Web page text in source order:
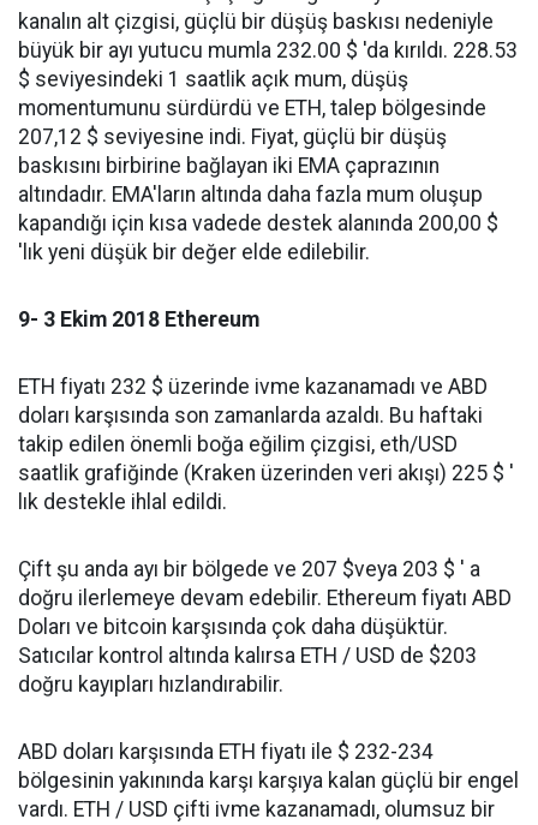
kanalın alt çizgisi, güçlü bir düşüş baskısı nedeniyle
büyük bir ayı yutucu mumla 232.00 $ 'da kırıldı. 228.53
$ seviyesindeki 1 saatlik açık mum, düşüş
momentumunu sürdürdü ve ETH, talep bölgesinde
207,12 $ seviyesine indi. Fiyat, güçlü bir düşüş
baskısını birbirine bağlayan iki EMA çaprazının
altındadır. EMA'ların altında daha fazla mum oluşup
kapandığı için kısa vadede destek alanında 200,00 $
'lık yeni düşük bir değer elde edilebilir.
9- 3 Ekim 2018 Ethereum
ETH fiyatı 232 $ üzerinde ivme kazanamadı ve ABD
doları karşısında son zamanlarda azaldı. Bu haftaki
takip edilen önemli boğa eğilim çizgisi, eth/USD
saatlik grafiğinde (Kraken üzerinden veri akışı) 225 $ '
lık destekle ihlal edildi.
Çift şu anda ayı bir bölgede ve 207 $veya 203 $ ' a
doğru ilerlemeye devam edebilir. Ethereum fiyatı ABD
Doları ve bitcoin karşısında çok daha düşüktür.
Satıcılar kontrol altında kalırsa ETH / USD de $203
doğru kayıpları hızlandırabilir.
ABD doları karşısında ETH fiyatı ile $ 232-234
bölgesinin yakınında karşı karşıya kalan güçlü bir engel
vardı. ETH / USD çifti ivme kazanamadı, olumsuz bir